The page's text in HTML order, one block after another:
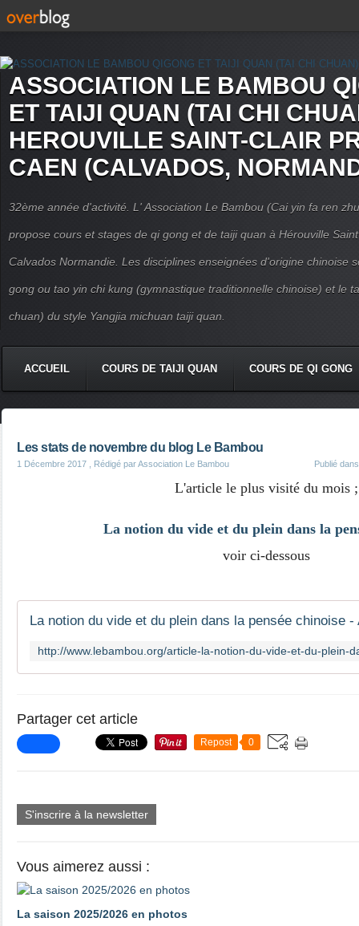
ASSOCIATION LE BAMBOU
ET TAIJI QUAN (TAI CHI
HEROUVILLE SAINT-CLAIR
CAEN (CALVADOS,
32ème année d'activité. L' Association Le Bambou (Cai yin fa ren
propose cours et stages de qi gong et de taiji quan à Hérouville
Calvados Normandie. Les disciplines enseignées d'origine chinoise
gong ou tao yin chi kung (gymnastique traditionnelle chinoise) et le
chuan) du style Yangjia michuan taiji quan.
ACCUEIL COURS DE TAIJI QUAN COURS DE QI GONG
Les stats de novembre du blog Le Bambou
1 Décembre 2017 , Rédigé par Association Le Bambou Publié
L'article le plus visité du mois ;
La notion du vide et du plein dans la
voir ci-dessous
Partager cet article
Repost 0
S'inscrire à la newsletter
Vous aimerez aussi :
La saison 2025/2026 en photos